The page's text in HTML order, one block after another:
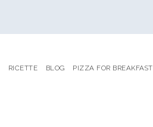
RICETTE BLOG PIZZA FOR BREAKFAST